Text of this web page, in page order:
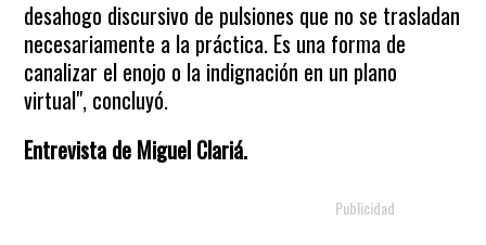
desahogo discursivo de pulsiones que no se trasladan
necesariamente a la práctica. Es una forma de
canalizar el enojo o la indignación en un plano
virtual", concluyó.
Entrevista de Miguel Clariá.